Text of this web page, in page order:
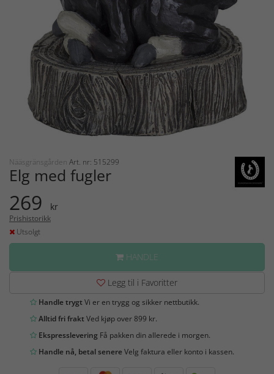
Nääsgränsgården Art. nr: 515299
Elg med fugler
269 kr
Prishistorikk
Utsolgt
HANDLE
Legg til i Favoritter
Handle trygtVi er en trygg og sikker nettbutikk.
Alltid fri fraktVed kjøp over 899 kr.
Ekspresslevering Få pakken din allerede i morgen.
Handle nå, betal senereVelg faktura eller konto i kassen.